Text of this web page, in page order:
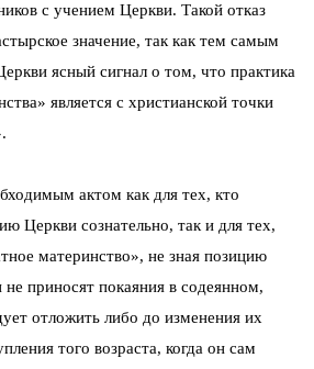
с учением Церкви. Такой отказ
значение, так как тем самым
ясный сигнал о том, что практика
является с христианской точки
актом как для тех, кто
Церкви сознательно, так и для тех,
материнство», не зная позицию
приносят покаяния в содеянном,
отложить либо до изменения их
того возраста, когда он сам